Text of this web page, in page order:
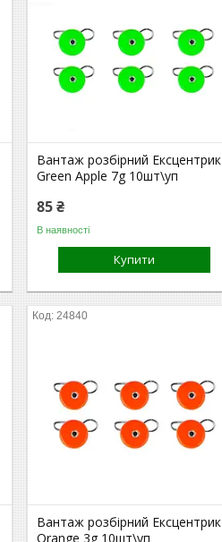
Вантаж розбірний Ексцентрик
Green Apple 7g 10шт\уп
85 ₴
В наявності
Купити
24840
Вантаж розбірний Ексцентрик
Orange 3g 10шт\уп